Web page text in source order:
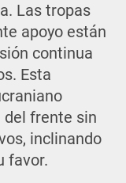
Las tropas
apoyo están
continua
Esta
frente sin
inclinando
favor.